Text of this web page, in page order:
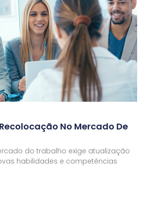
No Mercado De
do trabalho exige atualização
habilidades e competências